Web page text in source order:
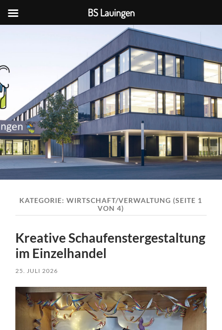
BS
KATEGORIE:WIRTSCHAFT/VERWALTUNG (SEITE 1
VON 4)
Kreative Schaufenstergestaltung
im Einzelhandel
25. JULI 2026
BS Lauingen